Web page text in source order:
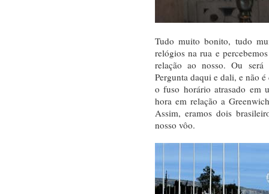
Tudo muito bonito, tudo
relógios na rua e
relação ao nosso. Ou
Pergunta daqui e dali, e não
o fuso horário atrasado em
hora em relação a
Assim, eramos dois
nosso vôo.